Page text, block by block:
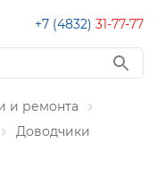
+7 (4832) 31-77-77
и ремонта
Доводчики